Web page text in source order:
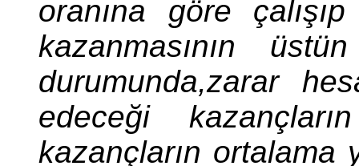
oranına göre
kazanmasının
durumunda,zarar
edeceği
kazançların ortalama